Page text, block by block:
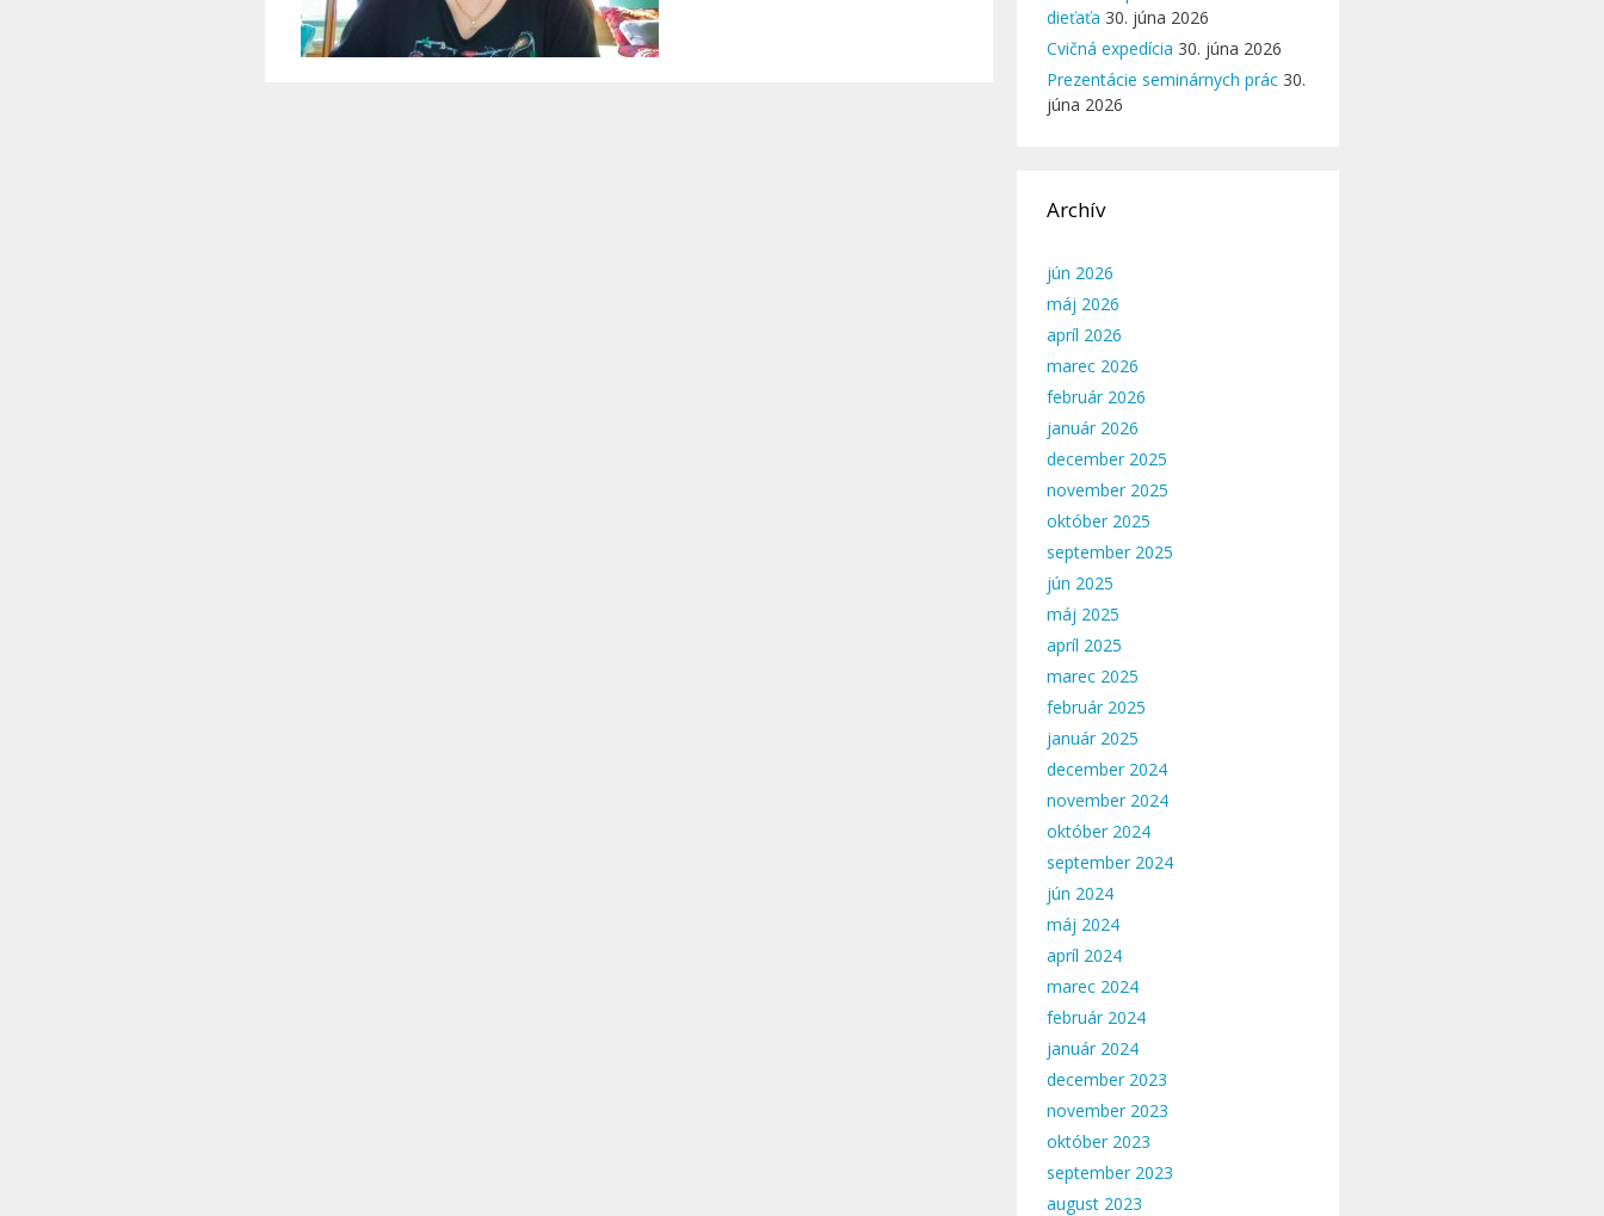
dieťaťa 30. júna 2026
Cvičná expedícia 30. júna 2026
Prezentácie seminárnych prác 30.
júna 2026
Archív
jún 2026
máj 2026
apríl 2026
marec 2026
február 2026
január 2026
december 2025
november 2025
október 2025
september 2025
jún 2025
máj 2025
apríl 2025
marec 2025
február 2025
január 2025
december 2024
november 2024
október 2024
september 2024
jún 2024
máj 2024
apríl 2024
marec 2024
február 2024
január 2024
december 2023
november 2023
október 2023
september 2023
august 2023